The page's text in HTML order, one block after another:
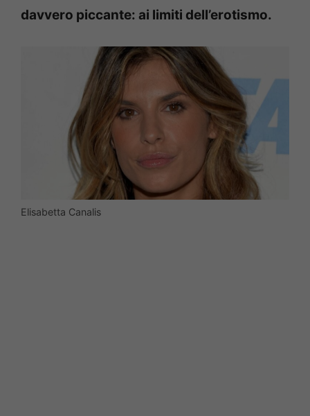
davvero piccante: ai limiti dell’erotismo.
Elisabetta Canalis